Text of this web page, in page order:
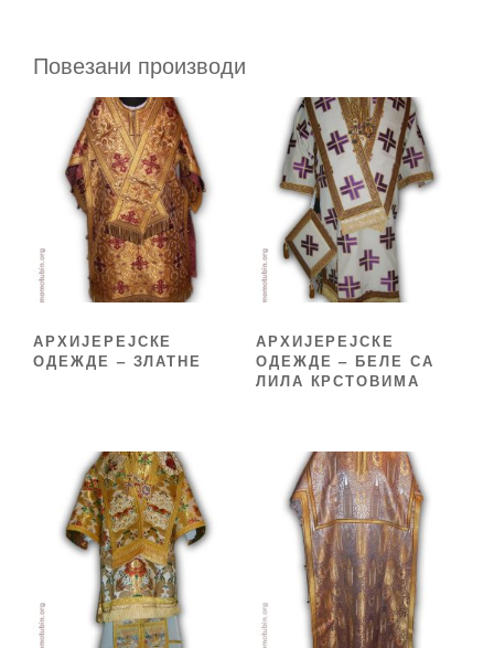
Повезани производи
АРХИЈЕРЕЈСКЕ
ОДЕЖДЕ – ЗЛАТНЕ
АРХИЈЕРЕЈСКЕ
ОДЕЖДЕ – БЕЛЕ СА
ЛИЛА КРСТОВИМА